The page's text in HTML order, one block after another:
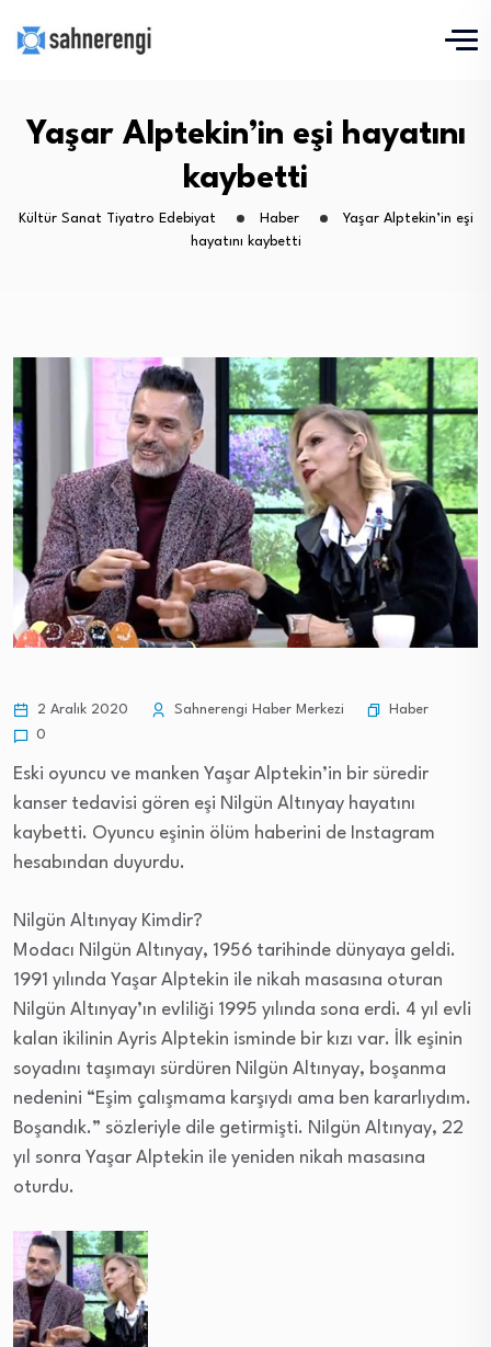
Yaşar Alptekin’in eşi hayatını
kaybetti
Kültür Sanat Tiyatro Edebiyat Haber
Yaşar Alptekin’in eşi
hayatını kaybetti
2 Aralık 2020 Sahnerengi Haber Merkezi
Haber
0
Eski oyuncu ve manken Yaşar Alptekin’in bir süredir
kanser tedavisi gören eşi Nilgün Altınyay hayatını
kaybetti. Oyuncu eşinin ölüm haberini de Instagram
hesabından duyurdu.
Nilgün Altınyay Kimdir?
Modacı Nilgün Altınyay, 1956 tarihinde dünyaya geldi.
1991 yılında Yaşar Alptekin ile nikah masasına oturan
Nilgün Altınyay’ın evliliği 1995 yılında sona erdi. 4 yıl evli
kalan ikilinin Ayris Alptekin isminde bir kızı var. İlk eşinin
soyadını taşımayı sürdüren Nilgün Altınyay, boşanma
nedenini “Eşim çalışmama karşıydı ama ben kararlıydım.
Boşandık.” sözleriyle dile getirmişti. Nilgün Altınyay, 22
yıl sonra Yaşar Alptekin ile yeniden nikah masasına
oturdu.